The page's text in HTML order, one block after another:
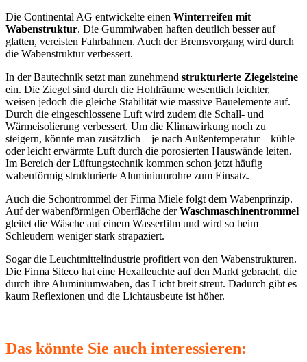
Die Continental AG entwickelte einen Winterreifen mit
Wabenstruktur. Die Gummiwaben haften deutlich besser auf
glatten, vereisten Fahrbahnen. Auch der Bremsvorgang wird durch
die Wabenstruktur verbessert.
In der Bautechnik setzt man zunehmend strukturierte Ziegelsteine
ein. Die Ziegel sind durch die Hohlräume wesentlich leichter,
weisen jedoch die gleiche Stabilität wie massive Bauelemente auf.
Durch die eingeschlossene Luft wird zudem die Schall- und
Wärmeisolierung verbessert. Um die Klimawirkung noch zu
steigern, könnte man zusätzlich – je nach Außentemperatur – kühle
oder leicht erwärmte Luft durch die porosierten Hauswände leiten.
Im Bereich der Lüftungstechnik kommen schon jetzt häufig
wabenförmig strukturierte Aluminiumrohre zum Einsatz.
Auch die Schontrommel der Firma Miele folgt dem Wabenprinzip.
Auf der wabenförmigen Oberfläche derWaschmaschinentrommel
gleitet die Wäsche auf einem Wasserfilm und wird so beim
Schleudern weniger stark strapaziert.
Sogar die Leuchtmittelindustrie profitiert von den Wabenstrukturen.
Die Firma Siteco hat eine Hexalleuchte auf den Markt gebracht, die
durch ihre Aluminiumwaben, das Licht breit streut. Dadurch gibt es
kaum Reflexionen und die Lichtausbeute ist höher.
Das könnte Sie auch interessieren: